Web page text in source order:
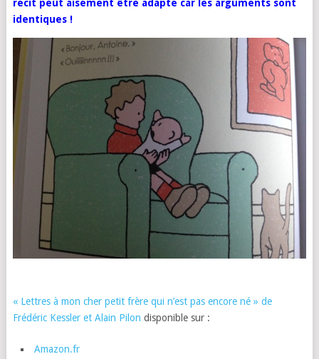
récit peut aisément être adapté car les arguments sont
identiques !
« Lettres à mon cher petit frère qui n’est pas encore né » de
Frédéric Kessler et Alain Pilon disponible sur :
Amazon.fr